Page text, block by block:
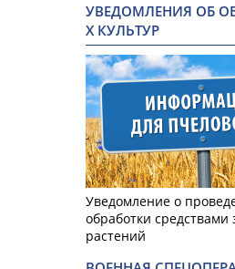
УВЕДОМЛЕНИЯ ОБ
Х КУЛЬТУР
Уведомление о
обработки
растений